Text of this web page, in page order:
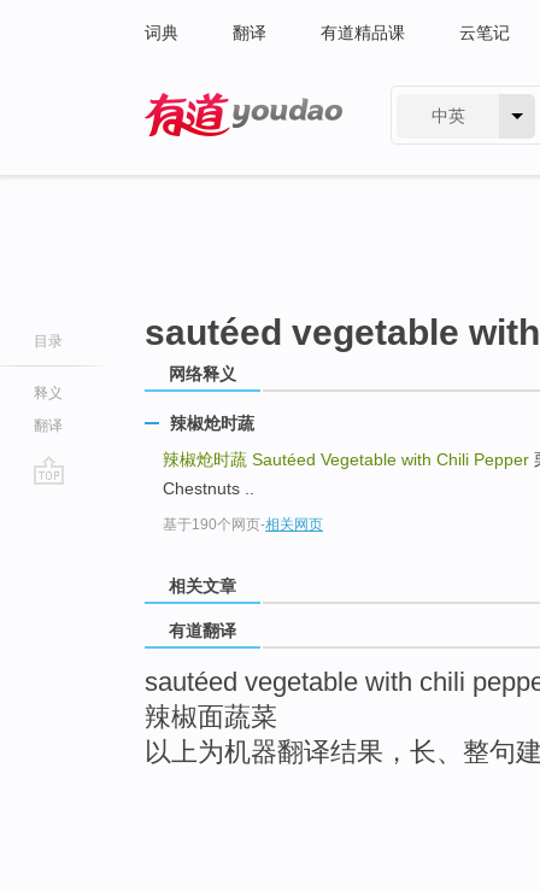
词典 翻译 有道精品课 云笔记
中英
目录
释义
翻译
sautéed vegetable
网络释义
辣椒炝时蔬
辣椒炝时蔬 Sautéed Vegetable with Chili Pepper
Chestnuts ..
基于190个网页-相关网页
相关文章
有道翻译
sautéed vegetable with chili
辣椒面蔬菜
以上为机器翻译结果，长、整句